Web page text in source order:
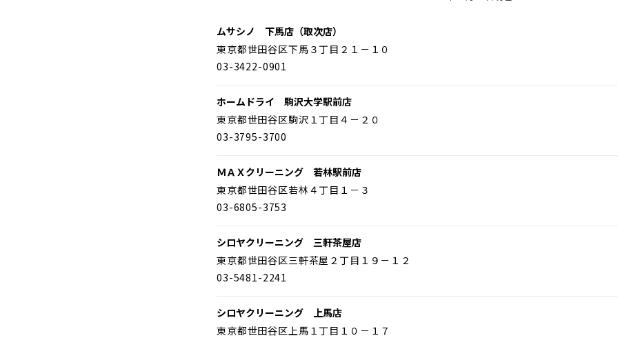
ムサシノ 下馬店（取次店）
東京都世田谷区下馬３丁目２１－１０
03-3422-0901
ホームドライ 駒沢大学駅前店
東京都世田谷区駒沢１丁目４－２０
03-3795-3700
ＭＡＸクリーニング 若林駅前店
東京都世田谷区若林４丁目１－３
03-6805-3753
シロヤクリーニング 三軒茶屋店
東京都世田谷区三軒茶屋２丁目１９－１２
03-5481-2241
シロヤクリーニング 上馬店
東京都世田谷区上馬１丁目１０－１７